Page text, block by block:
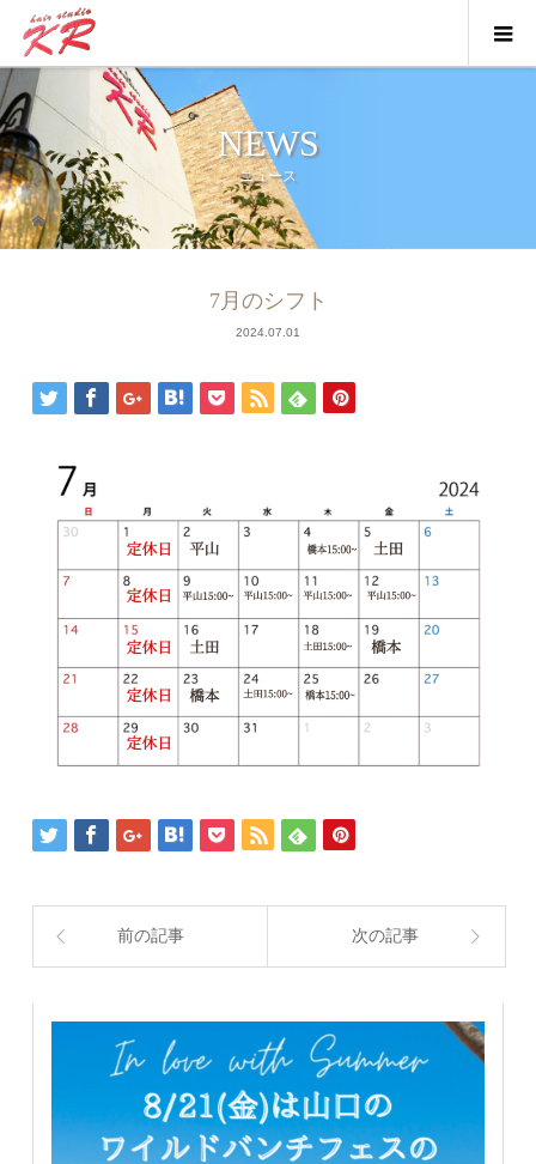
NEWS
ニュース
ニュース
7月のシフト
2024.07.01
前の記事 次の記事